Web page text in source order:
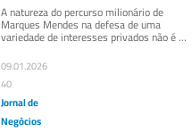
A natureza do percurso milionário de
Marques Mendes na defesa de uma
variedade de interesses privados não é
sobretudo um problema de...
09.01.2026
40
Jornal de
Negócios